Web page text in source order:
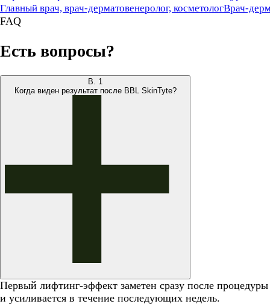
Главный врач, врач-дерматовенеролог, косметологВрач-
FAQ
Есть вопросы?
В. 1
Когда виден результат после BBL SkinTyte?
Первый лифтинг-эффект заметен сразу после процедуры
и усиливается в течение последующих недель.